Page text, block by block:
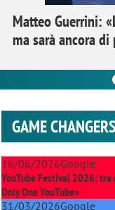
Matteo Guerrini:
ma sarà ancora
GAME CHANGERS
16/06/2026Google
YouTube Festival 2026: tra
Only One YouTube»
31/03/2026Google